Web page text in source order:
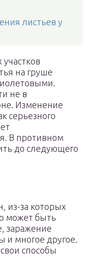
листьев у
на груше
не в
Изменение
серьезного
В противном
до следующего
из-за которых
может быть
заражение
и многое другое.
способы